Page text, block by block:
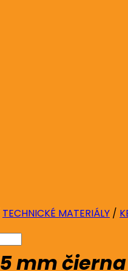
TECHNICKÉ MATERIÁLY /
mm čierna